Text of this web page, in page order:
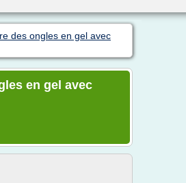
des ongles en gel avec
en gel avec